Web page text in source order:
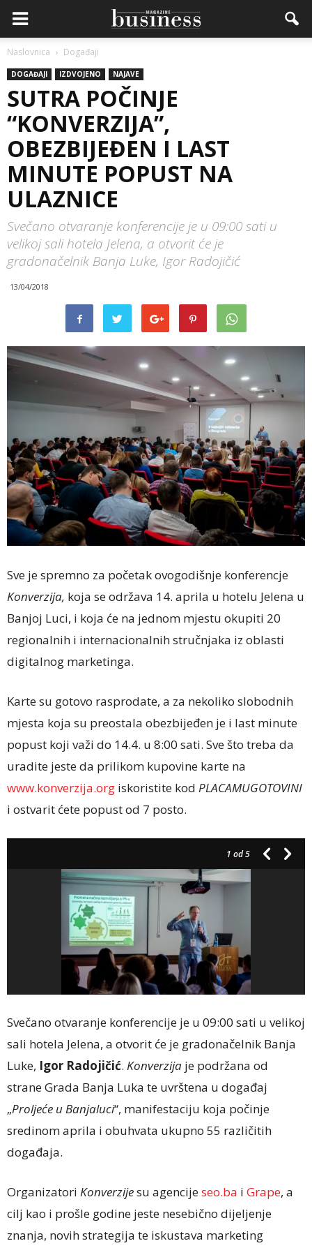
Naslovnica Događaji
DOGAĐAJI IZDVOJENO NAJAVE
SUTRA POČINJE
“KONVERZIJA”,
OBEZBIJEĐEN I LAST
MINUTE POPUST NA
ULAZNICE
Svečano otvaranje konferencije je u 09:00 sati u
velikoj sali hotela Jelena, a otvorit će je
gradonačelnik Banja Luke, Igor Radojičić
13/04/2018
Sve je spremno za početak ovogodišnje konferencje
Konverzija, koja se održava 14. aprila u hotelu Jelena u
Banjoj Luci, i koja će na jednom mjestu okupiti 20
regionalnih i internacionalnih stručnjaka iz oblasti
digitalnog marketinga.
Karte su gotovo rasprodate, a za nekoliko slobodnih
mjesta koja su preostala obezbijeđen je i last minute
popust koji važi do 14.4. u 8:00 sati. Sve što treba da
uradite jeste da prilikom kupovine karte na
www.konverzija.org iskoristite kod PLACAMUGOTOVINI
i ostvarit ćete popust od 7 posto.
1 od 5
Svečano otvaranje konferencije je u 09:00 sati u velikoj
sali hotela Jelena, a otvorit će je gradonačelnik Banja
Luke, Igor Radojičić. Konverzija je podržana od
strane Grada Banja Luka te uvrštena u događaj
„Proljeće u Banjaluci“, manifestaciju koja počinje
sredinom aprila i obuhvata ukupno 55 različitih
događaja.
Organizatori Konverzijesu agencijeseo.ba i Grape, a
cilj kao i prošle godine jeste nesebično dijeljenje
znanja, novih strategija te iskustava marketing